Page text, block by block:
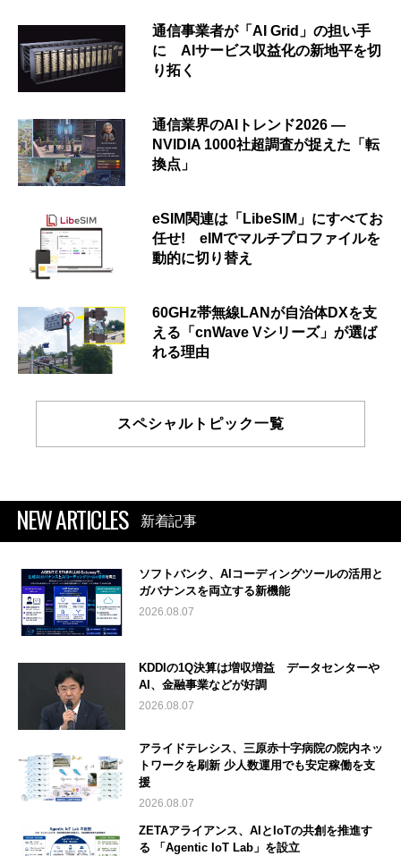
通信事業者が「AI Grid」の担い手
に AIサービス収益化の新地平を切
り拓く
通信業界のAIトレンド2026 ―
NVIDIA 1000社超調査が捉えた「転
換点」
eSIM関連は「LibeSIM」にすべてお
任せ! eIMでマルチプロファイルを
動的に切り替え
60GHz帯無線LANが自治体DXを支
える「cnWave Vシリーズ」が選ば
れる理由
スペシャルトピック一覧
NEW ARTICLES 新着記事
ソフトバンク、AIコーディングツールの活用と
ガバナンスを両立する新機能
2026.08.07
KDDIの1Q決算は増収増益 データセンターや
AI、金融事業などが好調
2026.08.07
アライドテレシス、三原赤十字病院の院内ネッ
トワークを刷新 少人数運用でも安定稼働を支
援
2026.08.07
ZETAアライアンス、AIとIoTの共創を推進す
る 「Agentic IoT Lab」を設立